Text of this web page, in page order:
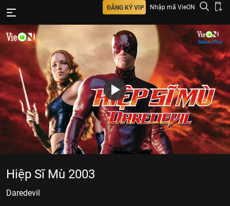
ĐĂNG KÝ VIP Nhập mã VieON
Hiệp Sĩ Mù 2003
Daredevil